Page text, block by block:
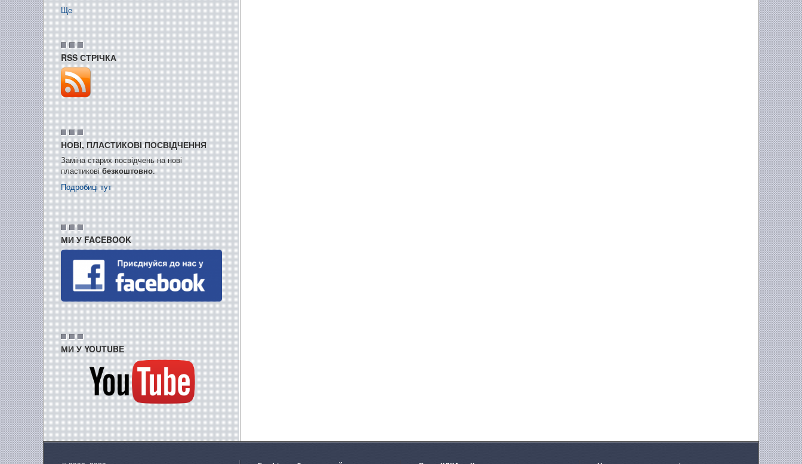
Ще
RSS СТРІЧКА
НОВІ, ПЛАСТИКОВІ ПОСВІДЧЕННЯ
Заміна старих посвідчень на нові
пластиковібезкоштовно.
Подробиці тут
МИ У FACEBOOK
МИ У YOUTUBE